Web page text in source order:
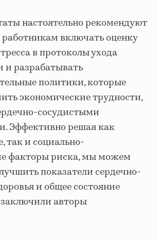
настоятельно рекомендуют
включать оценку
в протоколы ухода
и разрабатывать
политики, которые
экономические трудности,
сосудистыми
Эффективно решая как
так и социально-
факторы риска, мы можем
показатели сердечно-
и общее состояние
авторы